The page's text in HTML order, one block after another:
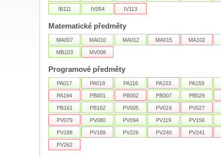
IB111 IV054 IV113
Matematické předměty
MA007 MA010 MA012 MA015 MA102
MB103 MV008
Programové předměty
PA017 PA018 PA116 PA153 PA159
PA194 PB001 PB002 PB007 PB029
PB161 PB162 PV005 PV019 PV027
PV079 PV080 PV094 PV119 PV156
PV188 PV189 PV226 PV240 PV241
PV262